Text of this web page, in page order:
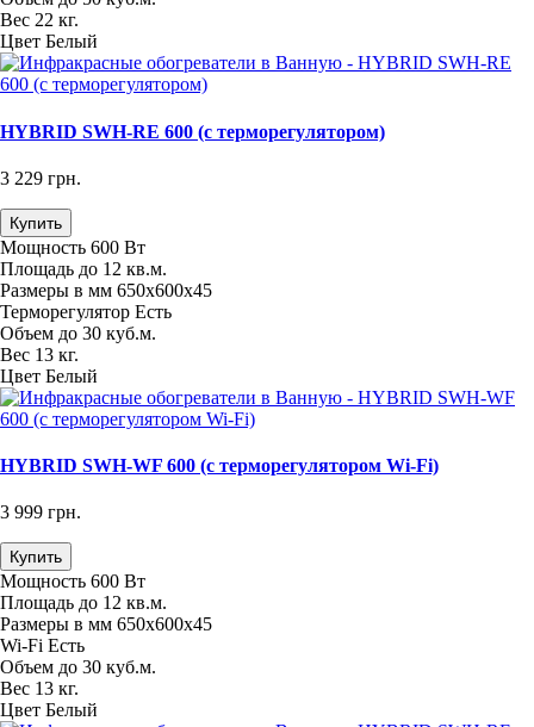
Вес 22 кг.
Цвет Белый
HYBRID SWH-RE 600 (с терморегулятором)
3 229 грн.
Купить
Мощность 600 Вт
Площадь до 12 кв.м.
Размеры в мм 650х600х45
Терморегулятор Есть
Объем до 30 куб.м.
Вес 13 кг.
Цвет Белый
HYBRID SWH-WF 600 (с терморегулятором Wi-Fi)
3 999 грн.
Купить
Мощность 600 Вт
Площадь до 12 кв.м.
Размеры в мм 650х600х45
Wi-Fi Есть
Объем до 30 куб.м.
Вес 13 кг.
Цвет Белый